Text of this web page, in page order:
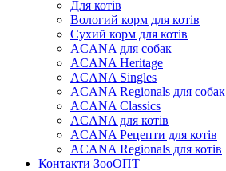
Для котів
Вологий корм для котів
Сухий корм для котів
ACANA для собак
ACANA Heritage
ACANA Singles
ACANA Regionals для собак
ACANA Classics
ACANA для котів
ACANA Рецепти для котів
ACANA Regionals для котів
Контакти ЗооОПТ